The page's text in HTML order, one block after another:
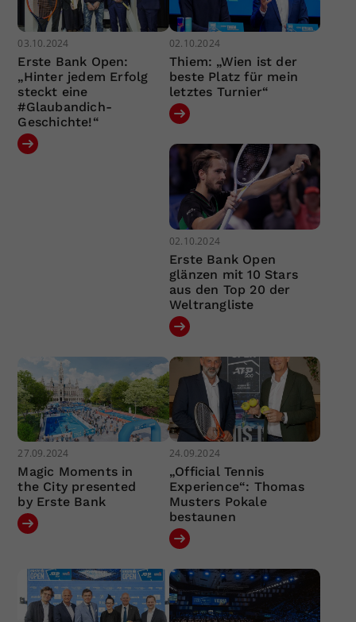
03.10.2024
Erste Bank Open:
„Hinter jedem Erfolg
steckt eine
#Glaubandich-
Geschichte!“
02.10.2024
Thiem: „Wien ist der
beste Platz für mein
letztes Turnier“
02.10.2024
Erste Bank Open
glänzen mit 10 Stars
aus den Top 20 der
Weltrangliste
27.09.2024
Magic Moments in
the City presented
by Erste Bank
24.09.2024
„Official Tennis
Experience“: Thomas
Musters Pokale
bestaunen